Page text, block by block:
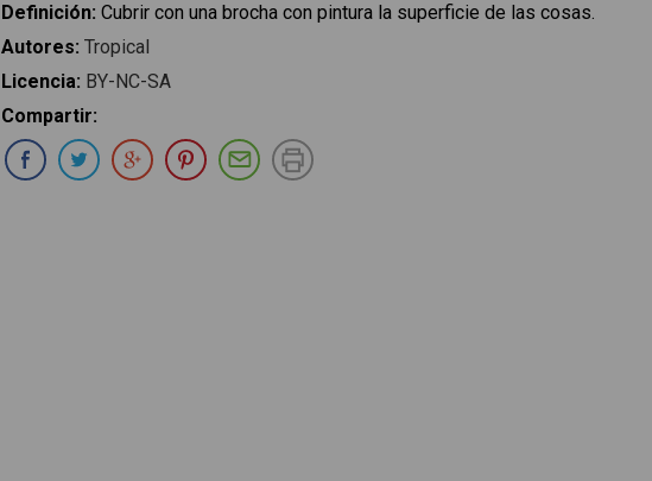
Definición: Cubrir con una brocha con pintura la superficie de las cosas.
Autores: Tropical
Licencia: BY-NC-SA
Compartir:
Compartir en Facebook
Compartir en Twitter
Compartir en Google Plus
Compartir en Pinterest
Compartir por E-mail